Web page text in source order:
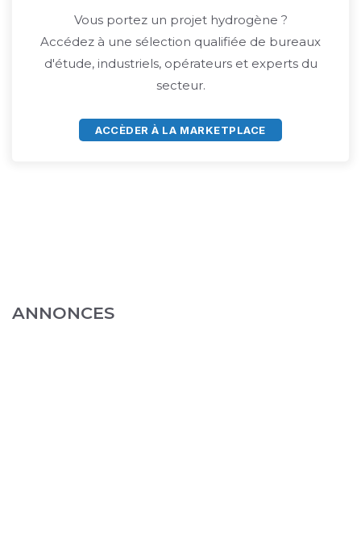
Vous portez un projet hydrogène ?
Accédez à une sélection qualifiée de bureaux
d'étude, industriels, opérateurs et experts du
secteur.
ACCÈDER À LA MARKETPLACE
ANNONCES